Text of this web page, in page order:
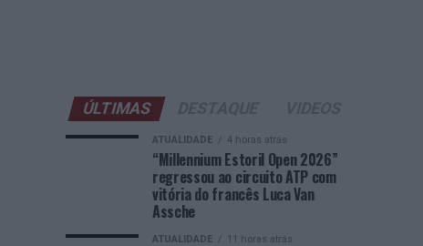
ÚLTIMAS
ATUALIDADE 4 horas atrás
“Millennium Estoril Open 2026”
regressou ao circuito ATP com
vitória do francês Luca Van
Assche
ATUALIDADE 11 horas atrás